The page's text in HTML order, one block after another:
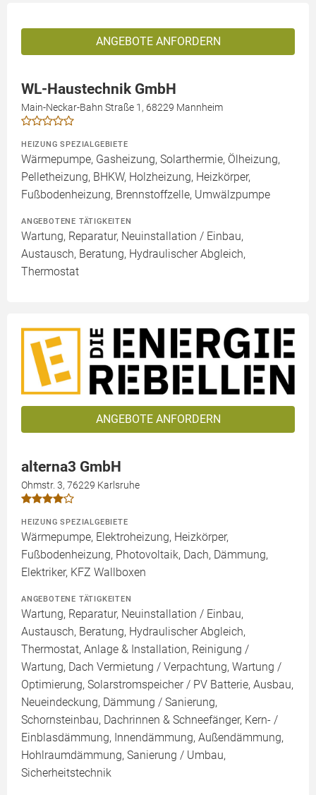
ANGEBOTE ANFORDERN
WL-Haustechnik GmbH
Main-Neckar-Bahn Straße 1, 68229 Mannheim
HEIZUNG SPEZIALGEBIETE
Wärmepumpe, Gasheizung, Solarthermie, Ölheizung,
Pelletheizung, BHKW, Holzheizung, Heizkörper,
Fußbodenheizung, Brennstoffzelle, Umwälzpumpe
ANGEBOTENE TÄTIGKEITEN
Wartung, Reparatur, Neuinstallation / Einbau,
Austausch, Beratung, Hydraulischer Abgleich,
Thermostat
ANGEBOTE ANFORDERN
alterna3 GmbH
Ohmstr. 3, 76229 Karlsruhe
HEIZUNG SPEZIALGEBIETE
Wärmepumpe, Elektroheizung, Heizkörper,
Fußbodenheizung, Photovoltaik, Dach, Dämmung,
Elektriker, KFZ Wallboxen
ANGEBOTENE TÄTIGKEITEN
Wartung, Reparatur, Neuinstallation / Einbau,
Austausch, Beratung, Hydraulischer Abgleich,
Thermostat, Anlage & Installation, Reinigung /
Wartung, Dach Vermietung / Verpachtung, Wartung /
Optimierung, Solarstromspeicher / PV Batterie, Ausbau,
Neueindeckung, Dämmung / Sanierung,
Schornsteinbau, Dachrinnen & Schneefänger, Kern- /
Einblasdämmung, Innendämmung, Außendämmung,
Hohlraumdämmung, Sanierung / Umbau,
Sicherheitstechnik